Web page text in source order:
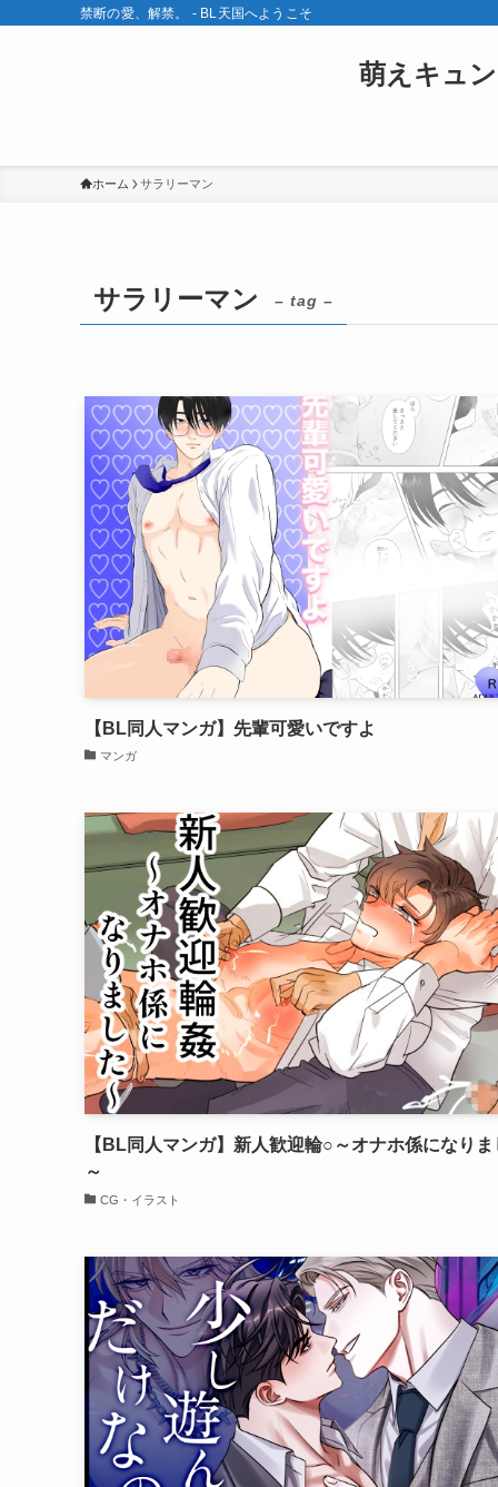
禁断の愛、解禁。 - BL天国へようこそ
萌えキュ
ホーム サラリーマン
サラリーマン – tag –
【BL同人マンガ】先輩可愛いですよ
マンガ
【BL同人マンガ】新人歓迎輪○～オナホ係になりま
～
CG・イラスト